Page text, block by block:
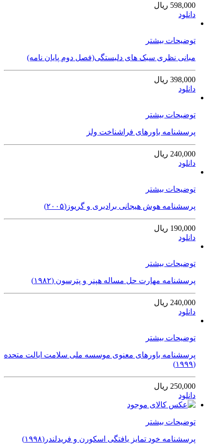
598,000 ریال
دانلود
توضیحات بیشتر
مبانی نظری سبک های دلبستگی(فصل دوم پایان نامه)
398,000 ریال
دانلود
توضیحات بیشتر
پرسشنامه باورهای فراشناخت ولز
240,000 ریال
دانلود
توضیحات بیشتر
پرسشنامه هوش هیجانی برادبری و گریوز(۲۰۰۵)
190,000 ریال
دانلود
توضیحات بیشتر
پرسشنامه مهارت حل مساله هپنر و پترسون (۱۹۸۲)
240,000 ریال
دانلود
توضیحات بیشتر
پرسشنامه باورهای معنوی موسسه ملی سلامت ایالت متحده
(۱۹۹۹)
250,000 ریال
دانلود
توضیحات بیشتر
پرسشنامه خود تمایز یافتگی اسکورن و فریدلندر(۱۹۹۸)